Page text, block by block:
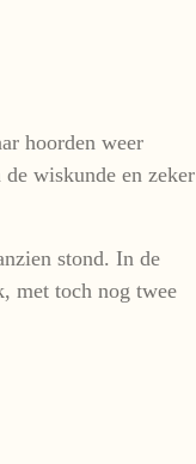
hoorden weer
wiskunde en zeker
stond. In de
met toch nog twee